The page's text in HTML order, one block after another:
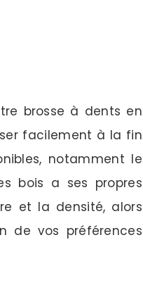
brosse à dents en
facilement à la fin
notamment le
bois a ses propres
et la densité, alors
de vos préférences